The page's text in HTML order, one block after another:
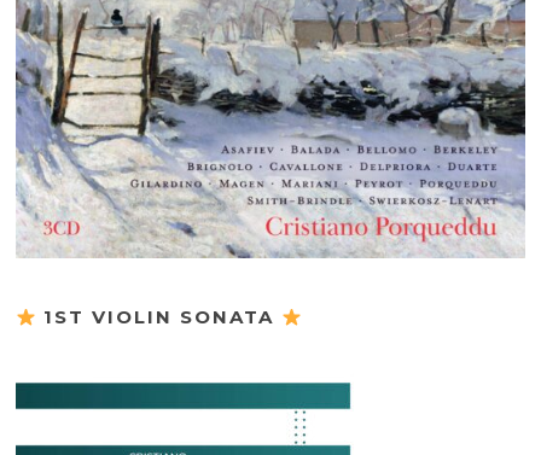
1ST VIOLIN SONATA